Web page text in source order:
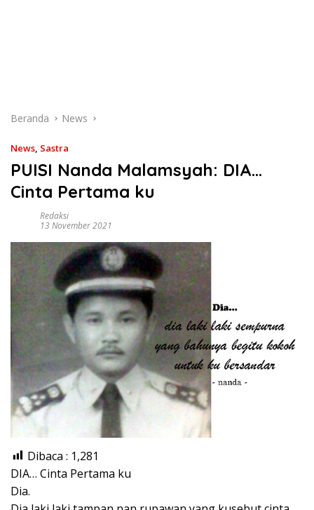
Beranda News
News, Sastra
PUISI Nanda Malamsyah: DIA…
Cinta Pertama ku
Redaksi
13 November 2021
Dibaca : 1,281
DIA… Cinta Pertama ku
Dia.